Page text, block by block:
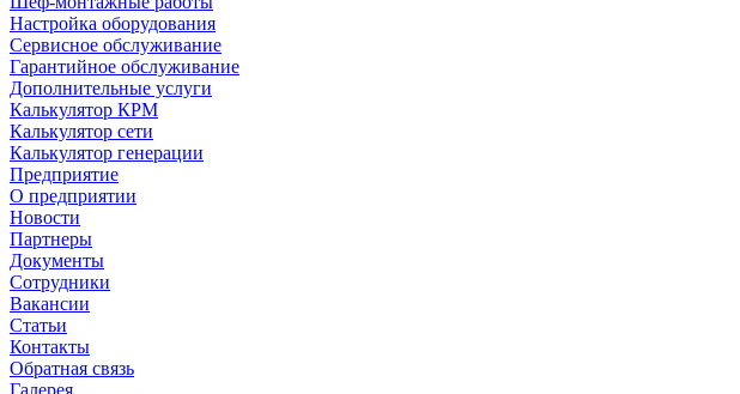
Настройка оборудования
Сервисное обслуживание
Гарантийное обслуживание
Дополнительные услуги
Калькулятор КРМ
Калькулятор сети
Калькулятор генерации
Предприятие
О предприятии
Новости
Партнеры
Документы
Сотрудники
Вакансии
Статьи
Контакты
Обратная связь
Галерея